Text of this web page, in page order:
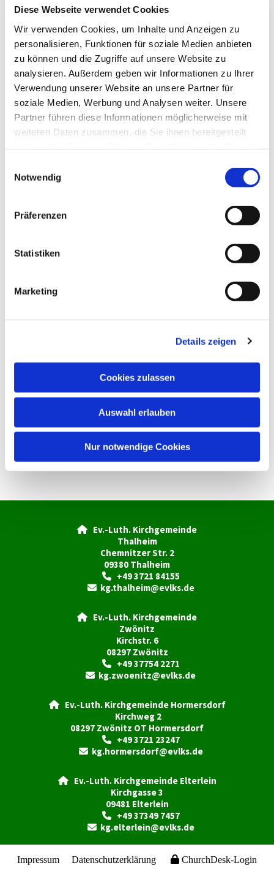
Diese Webseite verwendet Cookies
Wir verwenden Cookies, um Inhalte und Anzeigen zu
personalisieren, Funktionen für soziale Medien anbieten
zu können und die Zugriffe auf unsere Website zu
analysieren. Außerdem geben wir Informationen zu Ihrer
Verwendung unserer Website an unsere Partner für
soziale Medien, Werbung und Analysen weiter. Unsere
Partner führen diese Informationen möglicherweise mit
weiteren Daten zusammen, die Sie ihnen bereitgestellt
Notwendig
Präferenzen
Statistiken
Marketing
Details zeigen
Cookies zulassen
Auswahl erlauben
Nur notwendige Cookies
Dies könnte Sie auch interessieren

Ev.-Luth. Kirchgemeinde
Thalheim
Chemnitzer Str. 2
09380 Thalheim
+49 3721 84155
 kg.thalheim@evlks.de

Ev.-Luth. Kirchgemeinde
Zwönitz
Kirchstr. 6
08297 Zwönitz
+49 37754 2271
 kg.zwoenitz@evlks.de
Ev.-Luth. Kirchgemeinde Hormersdorf
Kirchweg 2
08297 Zwönitz OT Hormersdorf
+49 3721 23247
 kg.hormersdorf@evlks.de
Ev.-Luth. Kirchgemeinde Elterlein
Kirchgasse 3
09481 Elterlein
+49 37349 7457
 kg.elterlein@evlks.de
Impressum Datenschutzerklärung ChurchDesk-Login